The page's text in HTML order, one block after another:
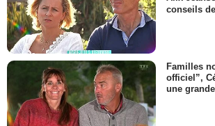
conseils
Familles
officiel”,
une